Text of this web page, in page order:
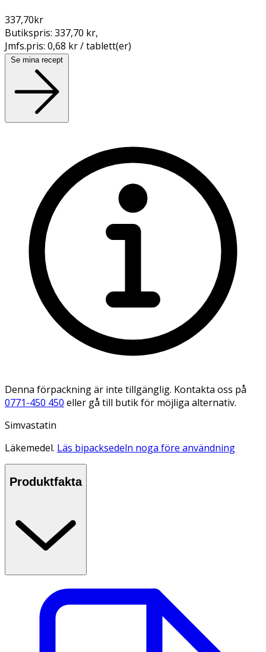
337,70kr
Butikspris: 337,70 kr,
Jmfs.pris: 0,68 kr / tablett(er)
Se mina recept
Denna förpackning är inte tillgänglig. Kontakta oss på
0771-450 450 eller gå till butik för möjliga alternativ.
Simvastatin
Läkemedel. Läs bipacksedeln noga före användning
Produktfakta